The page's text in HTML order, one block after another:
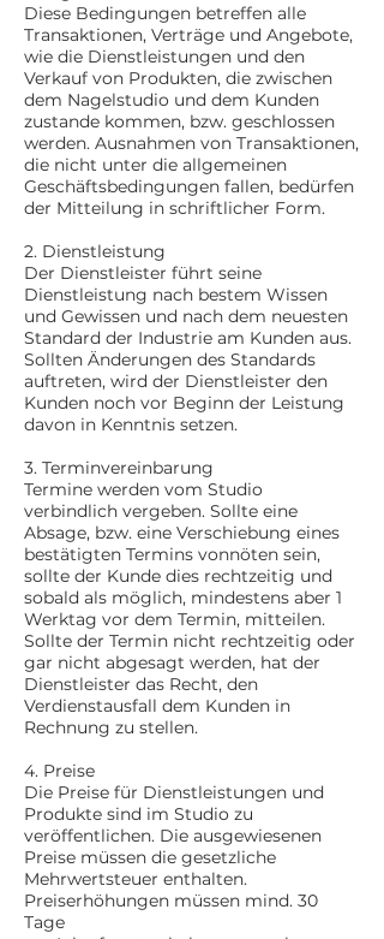
Diese Bedingungen betreffen alle
Transaktionen, Verträge und Angebote,
wie die Dienstleistungen und den
Verkauf von Produkten, die zwischen
dem Nagelstudio und dem Kunden
zustande kommen, bzw. geschlossen
werden. Ausnahmen von Transaktionen,
die nicht unter die allgemeinen
Geschäftsbedingungen fallen, bedürfen
der Mitteilung in schriftlicher Form.
2. Dienstleistung
Der Dienstleister führt seine
Dienstleistung nach bestem Wissen
und Gewissen und nach dem neuesten
Standard der Industrie am Kunden aus.
Sollten Änderungen des Standards
auftreten, wird der Dienstleister den
Kunden noch vor Beginn der Leistung
davon in Kenntnis setzen.
3. Terminvereinbarung
Termine werden vom Studio
verbindlich vergeben. Sollte eine
Absage, bzw. eine Verschiebung eines
bestätigten Termins vonnöten sein,
sollte der Kunde dies rechtzeitig und
sobald als möglich, mindestens aber 1
Werktag vor dem Termin, mitteilen.
Sollte der Termin nicht rechtzeitig oder
gar nicht abgesagt werden, hat der
Dienstleister das Recht, den
Verdienstausfall dem Kunden in
Rechnung zu stellen.
4. Preise
Die Preise für Dienstleistungen und
Produkte sind im Studio zu
veröffentlichen. Die ausgewiesenen
Preise müssen die gesetzliche
Mehrwertsteuer enthalten.
Preiserhöhungen müssen mind. 30
Tage